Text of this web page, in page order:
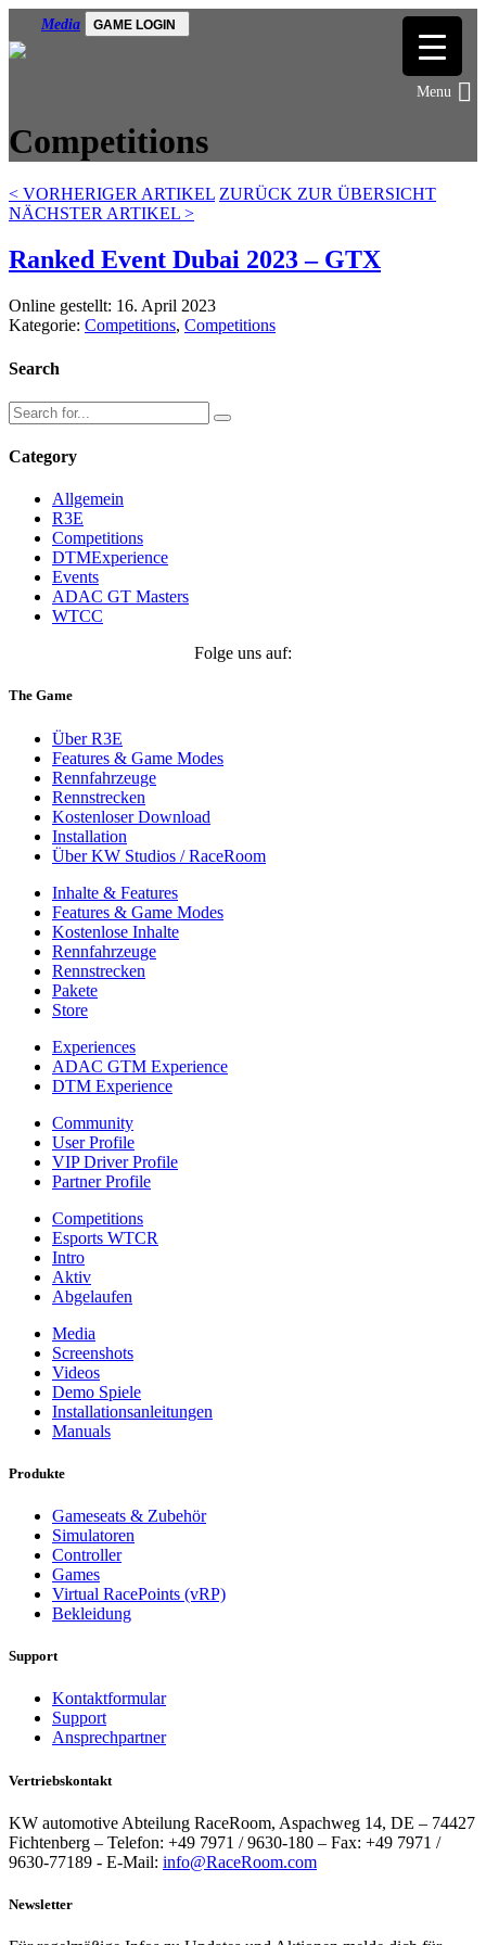
Media GAME LOGIN
Competitions
< VORHERIGER ARTIKEL ZURÜCK ZUR ÜBERSICHT
NÄCHSTER ARTIKEL >
Ranked Event Dubai 2023 – GTX
Online gestellt: 16. April 2023
Kategorie: Competitions, Competitions
Search
Category
Allgemein
R3E
Competitions
DTMExperience
Events
ADAC GT Masters
WTCC
Folge uns auf:
The Game
Über R3E
Features & Game Modes
Rennfahrzeuge
Rennstrecken
Kostenloser Download
Installation
Über KW Studios / RaceRoom
Inhalte & Features
Features & Game Modes
Kostenlose Inhalte
Rennfahrzeuge
Rennstrecken
Pakete
Store
Experiences
ADAC GTM Experience
DTM Experience
Community
User Profile
VIP Driver Profile
Partner Profile
Competitions
Esports WTCR
Intro
Aktiv
Abgelaufen
Media
Screenshots
Videos
Demo Spiele
Installationsanleitungen
Manuals
Produkte
Gameseats & Zubehör
Simulatoren
Controller
Games
Virtual RacePoints (vRP)
Bekleidung
Support
Kontaktformular
Support
Ansprechpartner
Vertriebskontakt
KW automotive Abteilung RaceRoom, Aspachweg 14, DE – 74427
Fichtenberg – Telefon: +49 7971 / 9630-180 – Fax: +49 7971 /
9630-77189 - E-Mail: info@RaceRoom.com
Newsletter